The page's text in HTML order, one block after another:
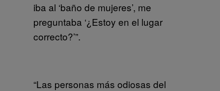
iba al ‘baño de mujeres’, me
preguntaba ‘¿Estoy en el lugar
correcto?’”.
“Las personas más odiosas del